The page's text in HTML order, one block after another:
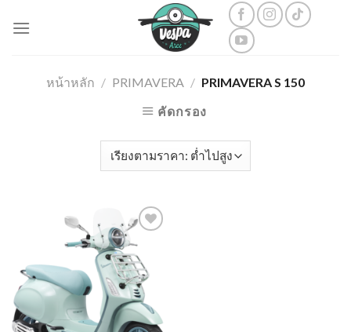
หน้าหลัก / PRIMAVERA / PRIMAVERA S 150
คัดกรอง
Add to
wishlist